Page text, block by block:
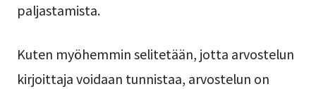
paljastamista.
Kuten myöhemmin selitetään, jotta arvostelun
kirjoittaja voidaan tunnistaa, arvostelun on